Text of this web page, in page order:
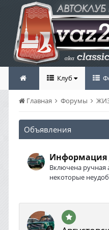
Клуб
Главная Форумы
Объявления
Информация
Включена ручная
некоторые